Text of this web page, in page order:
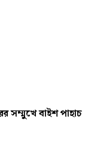
সম্মুখে বাইশ পাহাচ